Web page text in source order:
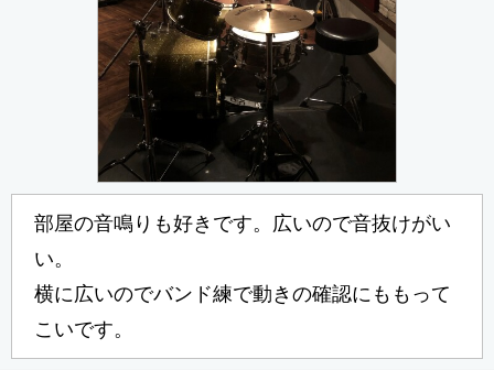
部屋の音鳴りも好きです。広いので音抜けがい
い。
横に広いのでバンド練で動きの確認にももって
こいです。